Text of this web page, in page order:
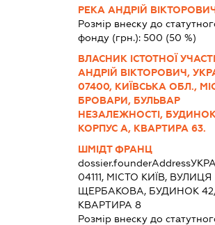
РЕКА АНДРІЙ
Розмір внеску до
фонду (грн.): 500 (50 %)
ВЛАСНИК ІСТОТНОЇ
АНДРІЙ ВІКТОРОВИЧ,
07400, КИЇВСЬКА ОБЛ.,
БРОВАРИ, БУЛЬВАР
НЕЗАЛЕЖНОСТІ,
КОРПУС А, КВАРТИРА 63.
ШМІДТ ФРАНЦ
dossier.founderAddress
04111, МІСТО КИЇВ, ВУЛИЦЯ
ЩЕРБАКОВА, БУДИНОК
КВАРТИРА 8
Розмір внеску до